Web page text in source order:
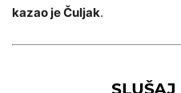
kazao je Čuljak.